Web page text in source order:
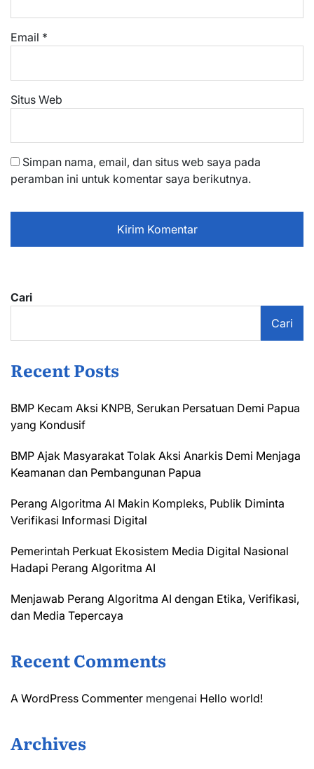
Email *
Situs Web
Simpan nama, email, dan situs web saya pada
peramban ini untuk komentar saya berikutnya.
Cari
Cari
Recent Posts
BMP Kecam Aksi KNPB, Serukan Persatuan Demi Papua
yang Kondusif
BMP Ajak Masyarakat Tolak Aksi Anarkis Demi Menjaga
Keamanan dan Pembangunan Papua
Perang Algoritma AI Makin Kompleks, Publik Diminta
Verifikasi Informasi Digital
Pemerintah Perkuat Ekosistem Media Digital Nasional
Hadapi Perang Algoritma AI
Menjawab Perang Algoritma AI dengan Etika, Verifikasi,
dan Media Tepercaya
Recent Comments
A WordPress Commenter mengenai Hello world!
Archives